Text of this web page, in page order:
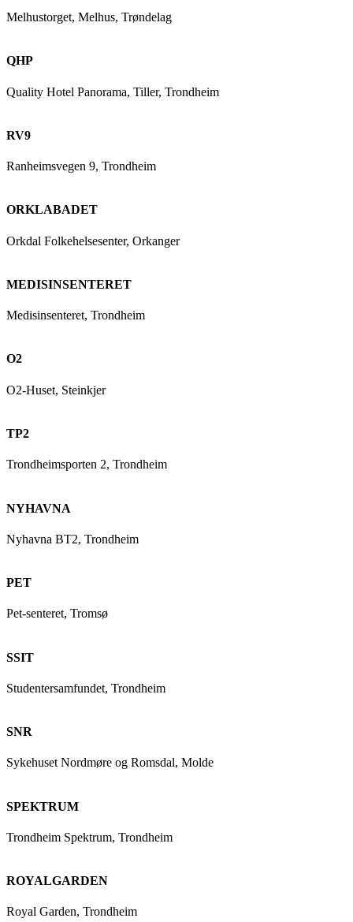
Melhustorget, Melhus, Trøndelag
QHP
Quality Hotel Panorama, Tiller, Trondheim
RV9
Ranheimsvegen 9, Trondheim
ORKLABADET
Orkdal Folkehelsesenter, Orkanger
MEDISINSENTERET
Medisinsenteret, Trondheim
O2
O2-Huset, Steinkjer
TP2
Trondheimsporten 2, Trondheim
NYHAVNA
Nyhavna BT2, Trondheim
PET
Pet-senteret, Tromsø
SSIT
Studentersamfundet, Trondheim
SNR
Sykehuset Nordmøre og Romsdal, Molde
SPEKTRUM
Trondheim Spektrum, Trondheim
ROYALGARDEN
Royal Garden, Trondheim